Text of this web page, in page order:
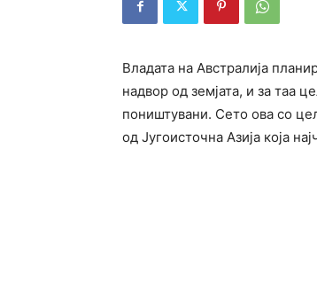
Владата на Австралија
надвор од земјата, и за таа
поништувани. Сето ова со
од Југоисточна Азија која